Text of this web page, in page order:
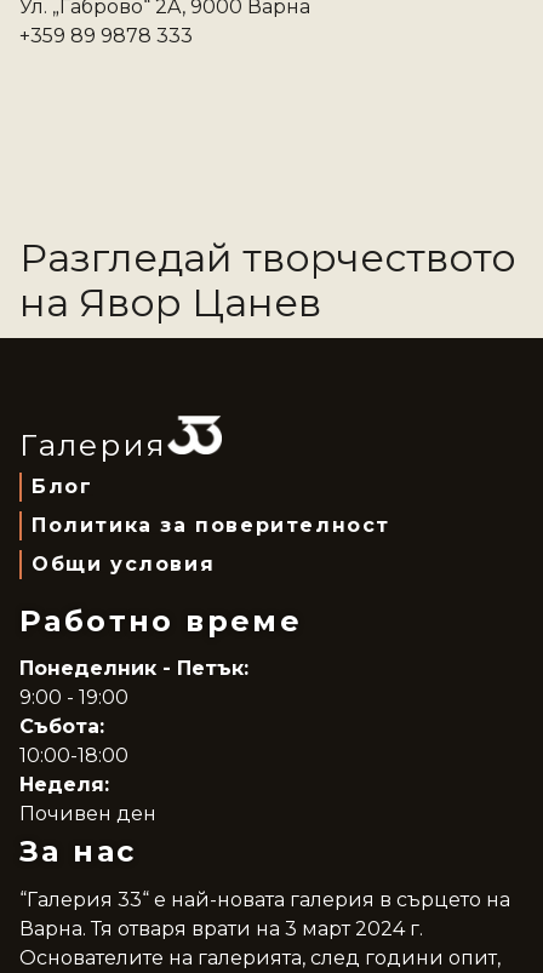
Ул. „Габрово“ 2A, 9000 Варна
+359 89 9878 333
Разгледай творчеството
на Явор Цанев
Галерия
Блог
Политика за поверителност
Общи условия
Работно време
Понеделник - Петък:
9:00 - 19:00
Събота:
10:00-18:00
Неделя:
Почивен ден
За нас
“Галерия 33“ е най-новата галерия в сърцето на
Варна. Тя отваря врати на 3 март 2024 г.
Основателите на галерията, след години опит,